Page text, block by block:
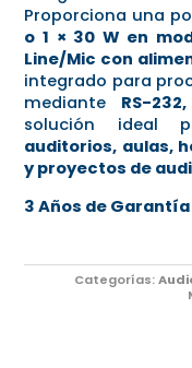
Proporciona una
o 1 × 30 W en
Line/Mic con
integrado para
mediante RS-
solución ideal
auditorios, aulas,
y proyectos de
3 Años de Garantía
Categorías: